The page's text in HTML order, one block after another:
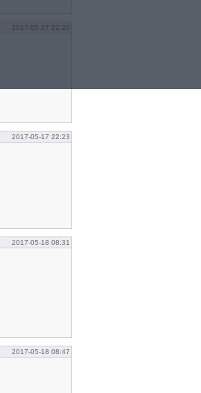
2017-05-17 22:20
2017-05-17 22:23
2017-05-18 08:31
2017-05-18 08:47